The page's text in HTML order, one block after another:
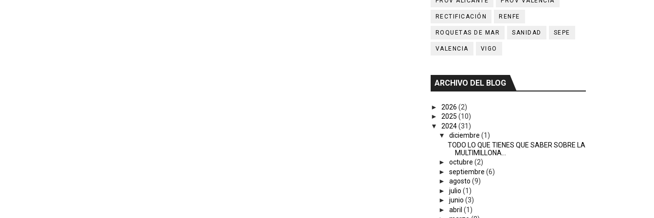
RECTIFICACIÓN RENFE
ROQUETAS DE MAR SANIDAD SEPE
VALENCIA VIGO
ARCHIVO DEL BLOG
► 2026 (2)
► 2025 (10)
▼ 2024(31)
▼diciembre(1)
TODO LO QUE TIENES QUE SABER SOBRE LA
MULTIMILLONA...
►octubre(2)
►septiembre(6)
►agosto(9)
►julio(1)
►junio(3)
►abril(1)